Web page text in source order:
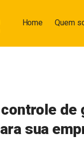
Home Quem
controle
sua